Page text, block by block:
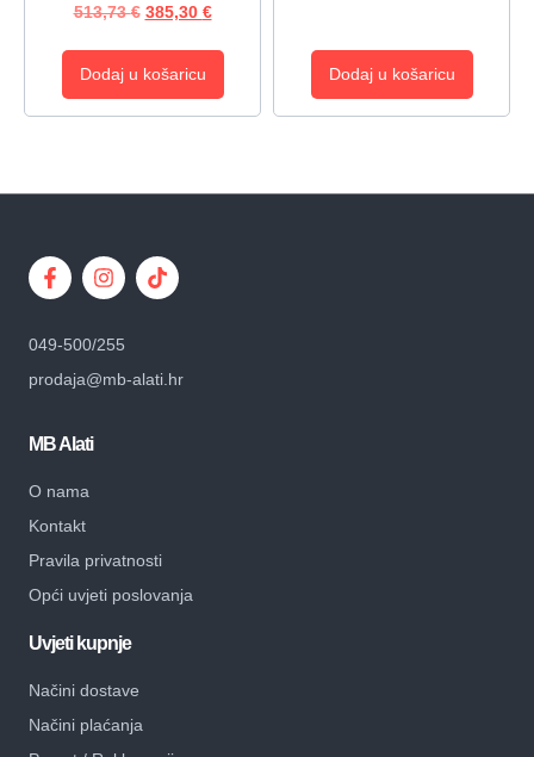
513,73€ 385,30 €
Dodaj u košaricu Dodaj u košaricu
049-500/255
prodaja@mb-alati.hr
MB Alati
O nama
Kontakt
Pravila privatnosti
Opći uvjeti poslovanja
Uvjeti kupnje
Načini dostave
Načini plaćanja